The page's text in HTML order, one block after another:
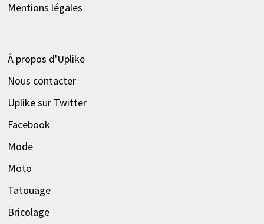
Mentions légales
À propos d'Uplike
Nous contacter
Uplike sur Twitter
Facebook
Mode
Moto
Tatouage
Bricolage